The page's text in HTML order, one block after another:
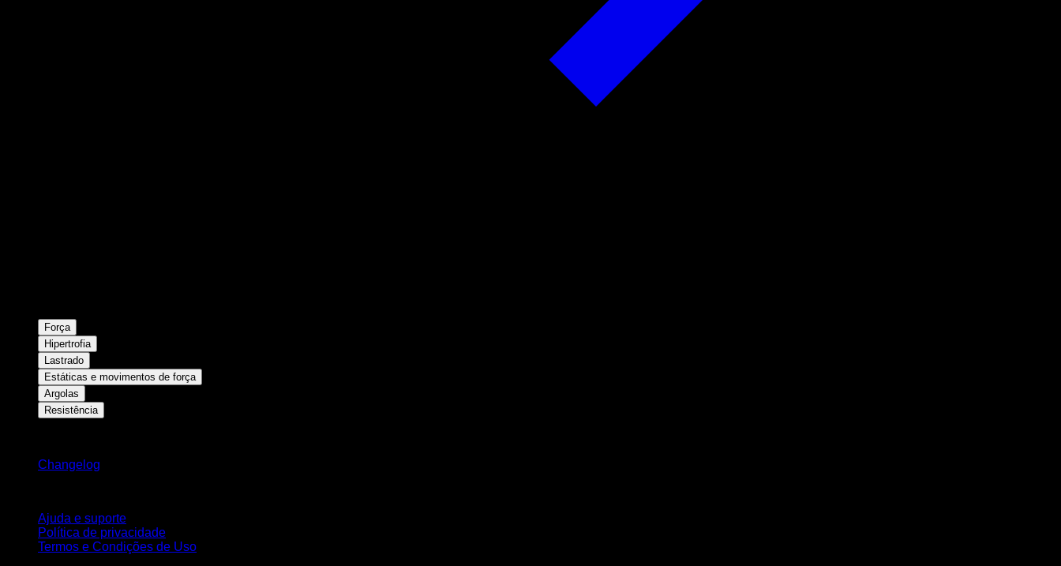
Força
Hipertrofia
Lastrado
Estáticas e movimentos de força
Argolas
Resistência
Changelog
Ajuda e suporte
Política de privacidade
Termos e Condições de Uso